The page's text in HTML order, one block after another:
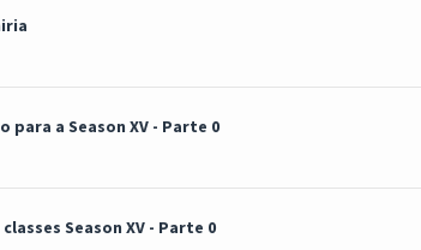
em média
1 23
para a Season XV - Parte 0
- 5 de 5 em média
1 234 5
Season XV - Parte 0
de 5 em média
12345